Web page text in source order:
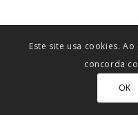
Este site usa cookies.
concorda
OK